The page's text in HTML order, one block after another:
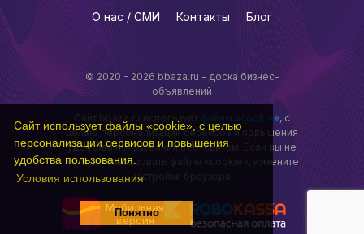
Сайт использует файлы «cookie», с целью
персонализации сервисов и повышения
удобства пользования.
Условия использования
Понятно
© 2020 - 2026 bbaza.ru - доска бизнес-
объявлений
Сайт bbaza.ru использует файлы «cookie», с
целью персонализации сервисов и повышения
удобства пользования веб-сайтом. Если вы не
хотите использовать файлы «cookie», измените
настройки браузера.
Мобильная
версия
О нас / СМИ Контакты Блог